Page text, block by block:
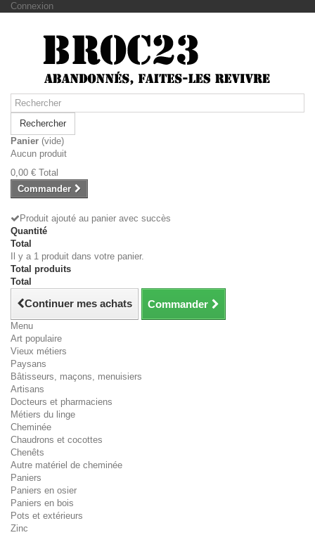
Connexion
Rechercher
Panier (vide)
Aucun produit
0,00 € Total
Commander
Produit ajouté au panier avec succès
Quantité
Total
Il y a 1 produit dans votre panier.
Total produits
Total
Continuer mes achats Commander
Menu
Art populaire
Vieux métiers
Paysans
Bâtisseurs, maçons, menuisiers
Artisans
Docteurs et pharmaciens
Métiers du linge
Cheminée
Chaudrons et cocottes
Chenêts
Autre matériel de cheminée
Paniers
Paniers en osier
Paniers en bois
Pots et extérieurs
Zinc